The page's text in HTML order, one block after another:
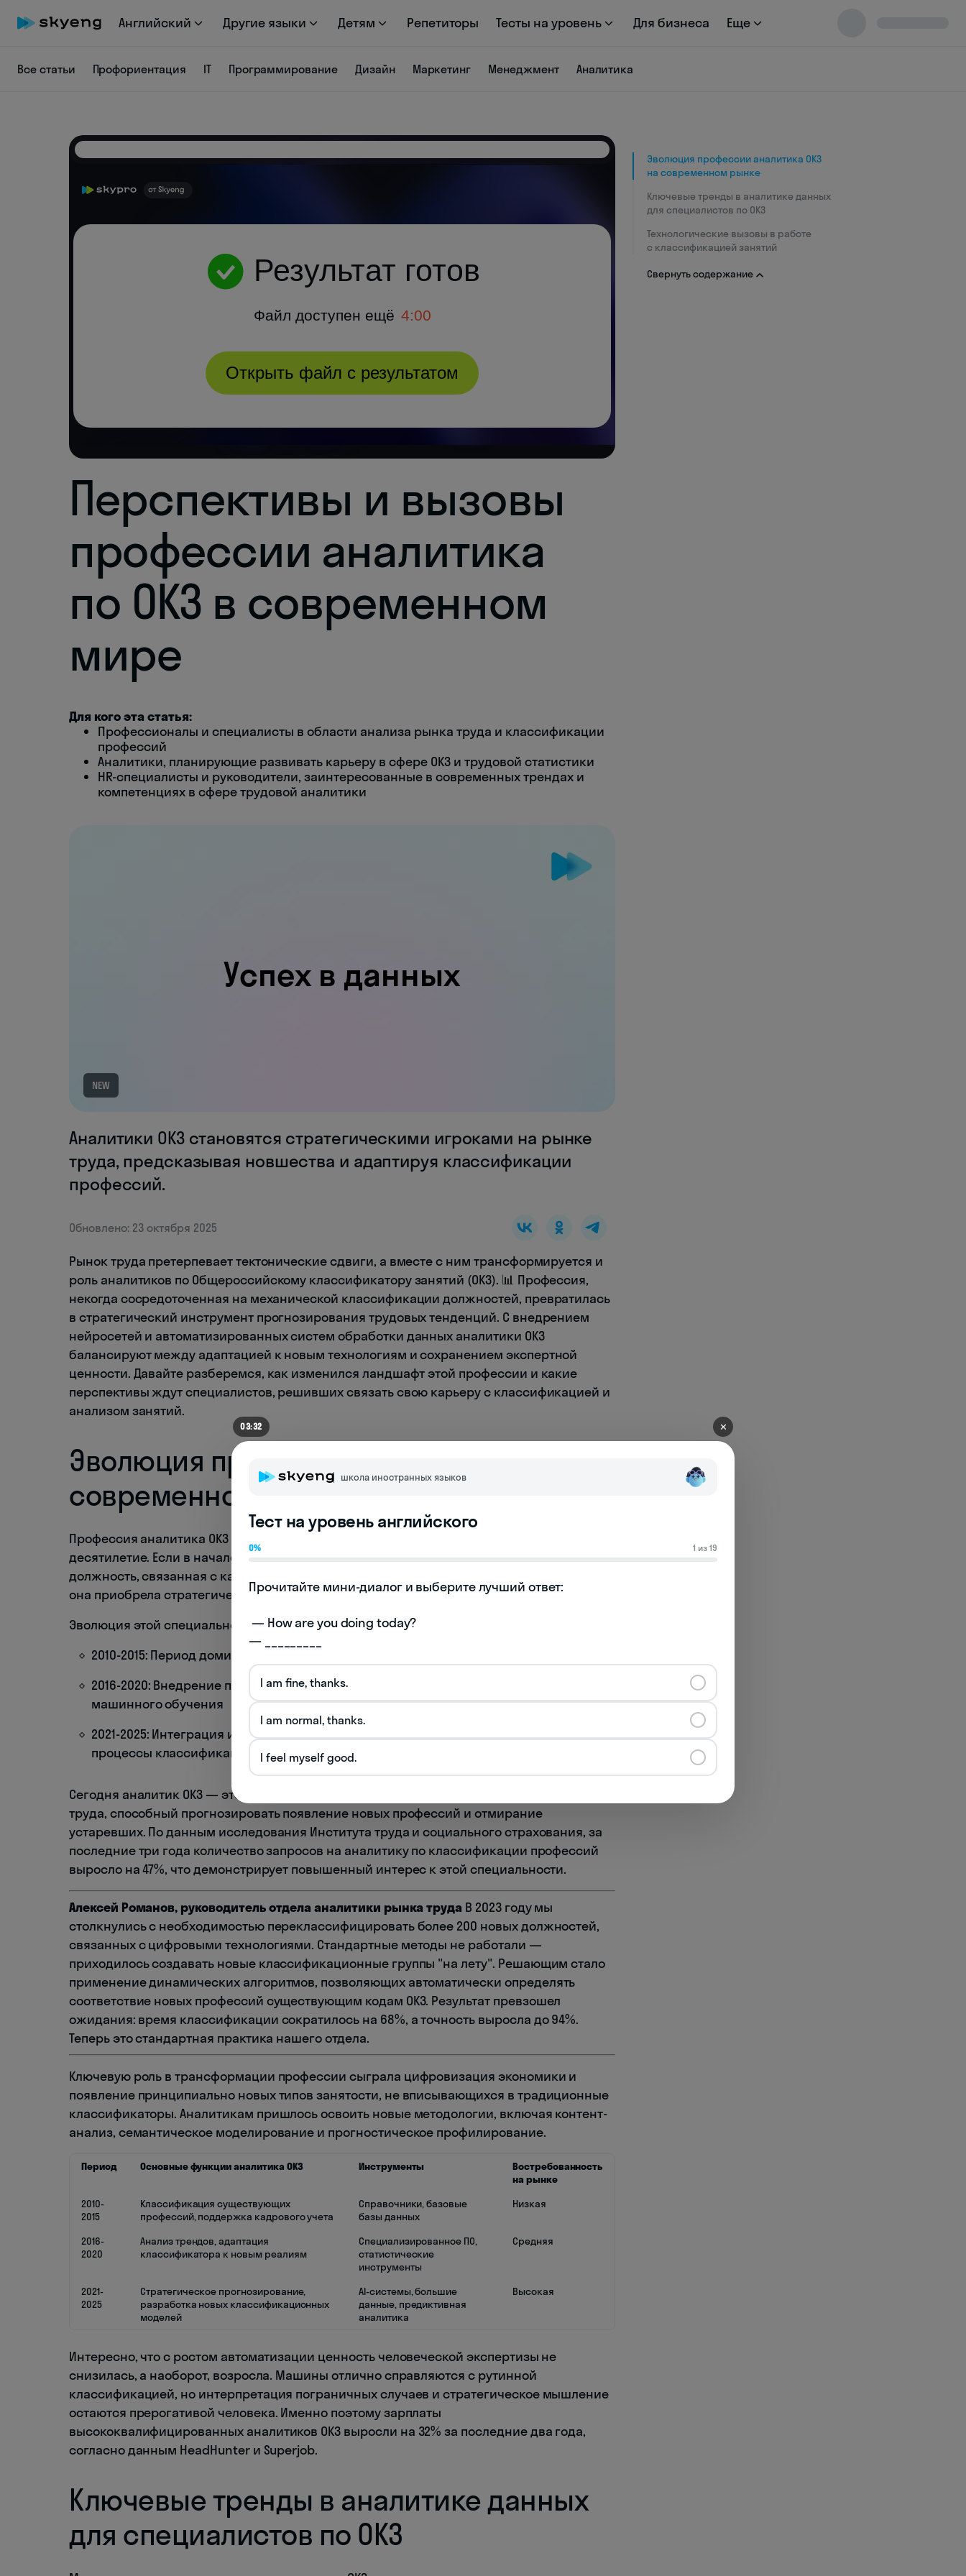
Английский Другие языки Детям Репетиторы Тесты на уровень Для бизнеса Еще
Все статьи Профориентация IT Программирование Дизайн Маркетинг Менеджмент Аналитика
Перспективы и вызовы
профессии аналитика
по ОКЗ в современном
мире
Для кого эта статья:
Профессионалы и специалисты в области анализа рынка труда и классификации
профессий
Аналитики, планирующие развивать карьеру в сфере ОКЗ и трудовой статистики
HR-специалисты и руководители, заинтересованные в современных трендах и
компетенциях в сфере трудовой аналитики
NEW
Аналитики ОКЗ становятся стратегическими игроками на рынке
труда, предсказывая новшества и адаптируя классификации
профессий.
Обновлено: 23 октября 2025
Рынок труда претерпевает тектонические сдвиги, а вместе с ним трансформируется и
роль аналитиков по Общероссийскому классификатору занятий (ОКЗ). 📊 Профессия,
некогда сосредоточенная на механической классификации должностей, превратилась
в стратегический инструмент прогнозирования трудовых тенденций. С внедрением
нейросетей и автоматизированных систем обработки данных аналитики ОКЗ
балансируют между адаптацией к новым технологиям и сохранением экспертной
ценности. Давайте разберемся, как изменился ландшафт этой профессии и какие
перспективы ждут специалистов, решивших связать свою карьеру с классификацией и
анализом занятий.
Эволюция профессии аналитика ОКЗ на
современном рынке
Профессия аналитика ОКЗ прошла значительную трансформацию за последнее
десятилетие. Если в начале 2010-х годов это была преимущественно техническая
должность, связанная с каталогизацией и систематизацией профессий, то к 2025 году
она приобрела стратегическое значение для бизнеса и государственных структур.
Эволюция этой специальности происходила в несколько этапов:
2010-2015: Период доминирования ручной обработки данных и базовой аналитики
2016-2020: Внедрение полуавтоматических систем классификации и алгоритмов
машинного обучения
2021-2025: Интеграция искусственного интеллекта и предиктивной аналитики в
процессы классификации
Сегодня аналитик ОКЗ — это не просто специалист по классификации, а стратег рынка
труда, способный прогнозировать появление новых профессий и отмирание
устаревших. По данным исследования Института труда и социального страхования, за
последние три года количество запросов на аналитику по классификации профессий
выросло на 47%, что демонстрирует повышенный интерес к этой специальности.
Алексей Романов, руководитель отдела аналитики рынка труда В 2023 году мы
столкнулись с необходимостью переклассифицировать более 200 новых должностей,
связанных с цифровыми технологиями. Стандартные методы не работали —
приходилось создавать новые классификационные группы "на лету". Решающим стало
применение динамических алгоритмов, позволяющих автоматически определять
соответствие новых профессий существующим кодам ОКЗ. Результат превзошел
ожидания: время классификации сократилось на 68%, а точность выросла до 94%.
Теперь это стандартная практика нашего отдела.
Ключевую роль в трансформации профессии сыграла цифровизация экономики и
появление принципиально новых типов занятости, не вписывающихся в традиционные
классификаторы. Аналитикам пришлось освоить новые методологии, включая контент-
анализ, семантическое моделирование и прогностическое профилирование.
Период Основные функции аналитика ОКЗ Инструменты
Востребованность
на рынке
2010-
2015
Классификация существующих
профессий, поддержка кадрового учета
Справочники, базовые
базы данных
Низкая
2016-
2020
Анализ трендов, адаптация
классификатора к новым реалиям
Специализированное ПО,
статистические
инструменты
Средняя
2021-
2025
Стратегическое прогнозирование,
разработка новых классификационных
моделей
AI-системы, большие
данные, предиктивная
аналитика
Высокая
Интересно, что с ростом автоматизации ценность человеческой экспертизы не
снизилась, а наоборот, возросла. Машины отлично справляются с рутинной
классификацией, но интерпретация пограничных случаев и стратегическое мышление
остаются прерогативой человека. Именно поэтому зарплаты
высококвалифицированных аналитиков ОКЗ выросли на 32% за последние два года,
согласно данным HeadHunter и Superjob.
Ключевые тренды в аналитике данных
для специалистов по ОКЗ
Эволюция профессии аналитика ОКЗ
на современном рынке
Ключевые тренды в аналитике данных
для специалистов по ОКЗ
Технологические вызовы в работе
с классификацией занятий
Свернуть содержание
03:21 ✕
школа иностранных языков
Тест на уровень английского
0% 1 из 19
Прочитайте мини-диалог и выберите лучший ответ:
— _________
I am fine, thanks.
I am normal, thanks.
I feel myself good.